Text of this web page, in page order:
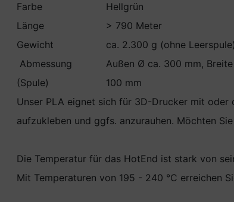
Farbe
Hellgrün
Länge
> 790 Meter
Gewicht
ca. 2.300 g (ohne Leerspule)
Abmessung
(Spule)
Außen Ø ca. 300 mm,
100 mm
Unser PLA eignet sich für 3D-Drucker mit oder
aufzukleben und ggfs. anzurauhen. Möchten
Die Temperatur für das HotEnd ist stark von
Mit Temperaturen von 195 - 240 °C erreichen